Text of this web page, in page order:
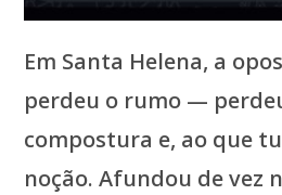
Em Santa Helena, a
perdeu o rumo —
compostura e, ao que
noção. Afundou de vez